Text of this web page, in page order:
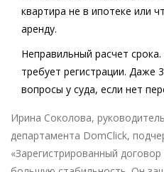
квартира не в ипотеке или
аренду.
Неправильный расчет срока.
требует регистрации. Даже
вопросы у суда, если нет
Ирина Соколова,
департамента DomClick,
«Зарегистрированный